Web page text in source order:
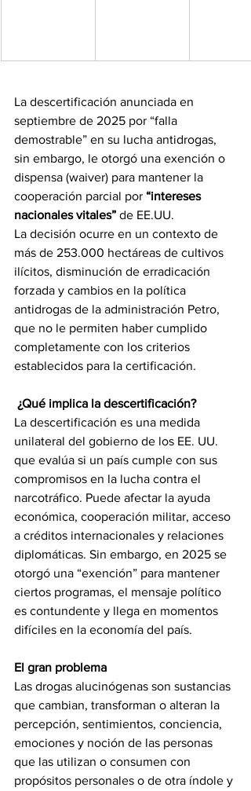
La descertificación anunciada en
septiembre de 2025 por “falla
demostrable” en su lucha antidrogas,
sin embargo, le otorgó una exención o
dispensa (waiver) para mantener la
cooperación parcial por “intereses
nacionales vitales” de EE.UU.
La decisión ocurre en un contexto de
más de 253.000 hectáreas de cultivos
ilícitos, disminución de erradicación
forzada y cambios en la política
antidrogas de la administración Petro,
que no le permiten haber cumplido
completamente con los criterios
establecidos para la certificación.
¿Qué implica la descertificación?
La descertificación es una medida
unilateral del gobierno de los EE. UU.
que evalúa si un país cumple con sus
compromisos en la lucha contra el
narcotráfico. Puede afectar la ayuda
económica, cooperación militar, acceso
a créditos internacionales y relaciones
diplomáticas. Sin embargo, en 2025 se
otorgó una “exención” para mantener
ciertos programas, el mensaje político
es contundente y llega en momentos
difíciles en la economía del país.
El gran problema
Las drogas alucinógenas son sustancias
que cambian, transforman o alteran la
percepción, sentimientos, conciencia,
emociones y noción de las personas
que las utilizan o consumen con
propósitos personales o de otra índole y